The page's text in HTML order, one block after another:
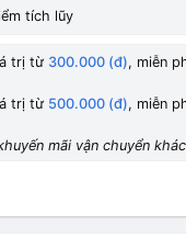
HẾT HÀNG
HẾT HÀNG
tích lũy
trị từ 300.000 (đ), miễn
trị từ 500.000 (đ), miễn
mãi vận chuyển